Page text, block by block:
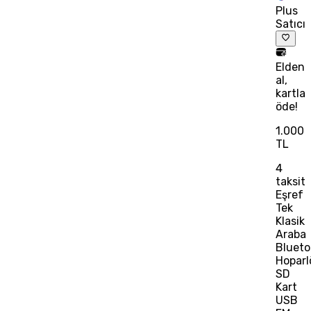
Plus
Satıcı
Elden
al,
kartla
öde!
1.000
TL
4
taksit
Eşref
Tek
Klasik
Araba
SD
Kart
USB